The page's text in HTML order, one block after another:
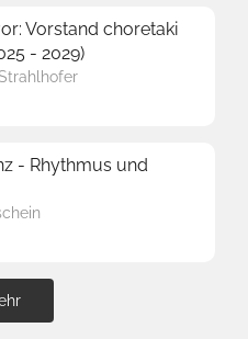
Vorstand choretaki
- 2029)
- Rhythmus und